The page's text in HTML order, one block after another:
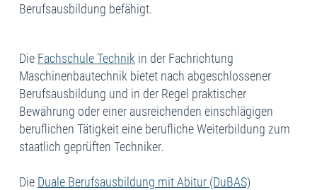
Berufsausbildung befähigt.
Die Fachschule Technik in der Fachrichtung
Maschinenbautechnik bietet nach abgeschlossener
Berufsausbildung und in der Regel praktischer
Bewährung oder einer ausreichenden einschlägigen
beruflichen Tätigkeit eine berufliche Weiterbildung zum
staatlich geprüften Techniker.
Die Duale Berufsausbildung mit Abitur (DuBAS)